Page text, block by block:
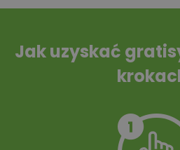
Tablica informacyjna
Jak uzyskać